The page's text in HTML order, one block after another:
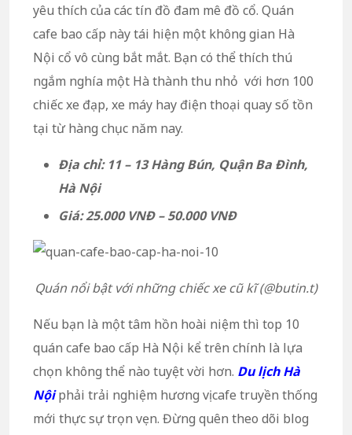
yêu thích của các tín đồ đam mê đồ cổ. Quán
cafe bao cấp này tái hiện một không gian Hà
Nội cổ vô cùng bắt mắt. Bạn có thể thích thú
ngắm nghía một Hà thành thu nhỏ với hơn 100
chiếc xe đạp, xe máy hay điện thoại quay số tồn
tại từ hàng chục năm nay.
Địa chỉ: 11 – 13 Hàng Bún, Quận Ba Đình,
Hà Nội
Giá: 25.000 VNĐ – 50.000 VNĐ
Quán nổi bật với những chiếc xe cũ kĩ (@butin.t)
Nếu bạn là một tâm hồn hoài niệm thì top 10
quán cafe bao cấp Hà Nội kể trên chính là lựa
chọn không thể nào tuyệt vời hơn. Du lịch Hà
Nộiphải trải nghiệm hương vị cafe truyền thống
mới thực sự trọn vẹn. Đừng quên theo dõi blog